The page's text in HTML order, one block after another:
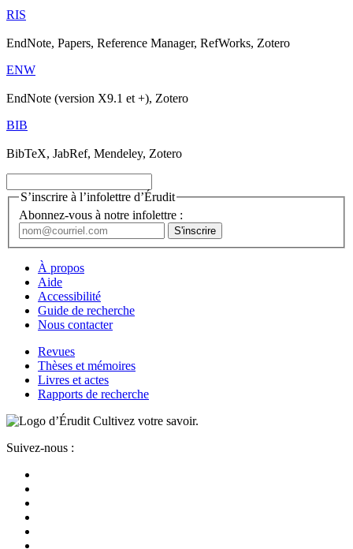
RIS
EndNote, Papers, Reference Manager, RefWorks, Zotero
ENW
EndNote (version X9.1 et +), Zotero
BIB
BibTeX, JabRef, Mendeley, Zotero
S’inscrire à l’infolettre d’Érudit
Abonnez-vous à notre infolettre :
À propos
Aide
Accessibilité
Guide de recherche
Nous contacter
Revues
Thèses et mémoires
Livres et actes
Rapports de recherche
Cultivez votre savoir.
Suivez-nous :